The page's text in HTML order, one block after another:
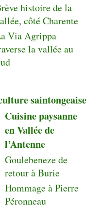
histoire de la
côté Charente
Via Agrippa
la vallée au
saintongeaise
Cuisine paysanne
en Vallée de
l’Antenne
Goulebeneze de
retour à Burie
Hommage à Pierre
Péronneau